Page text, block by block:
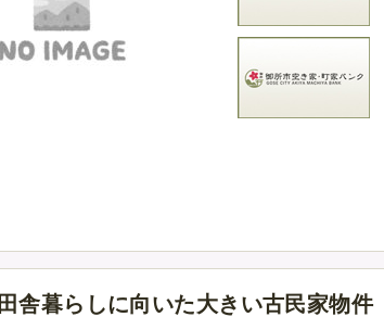
田舎暮らしに向いた大きい古民家物件